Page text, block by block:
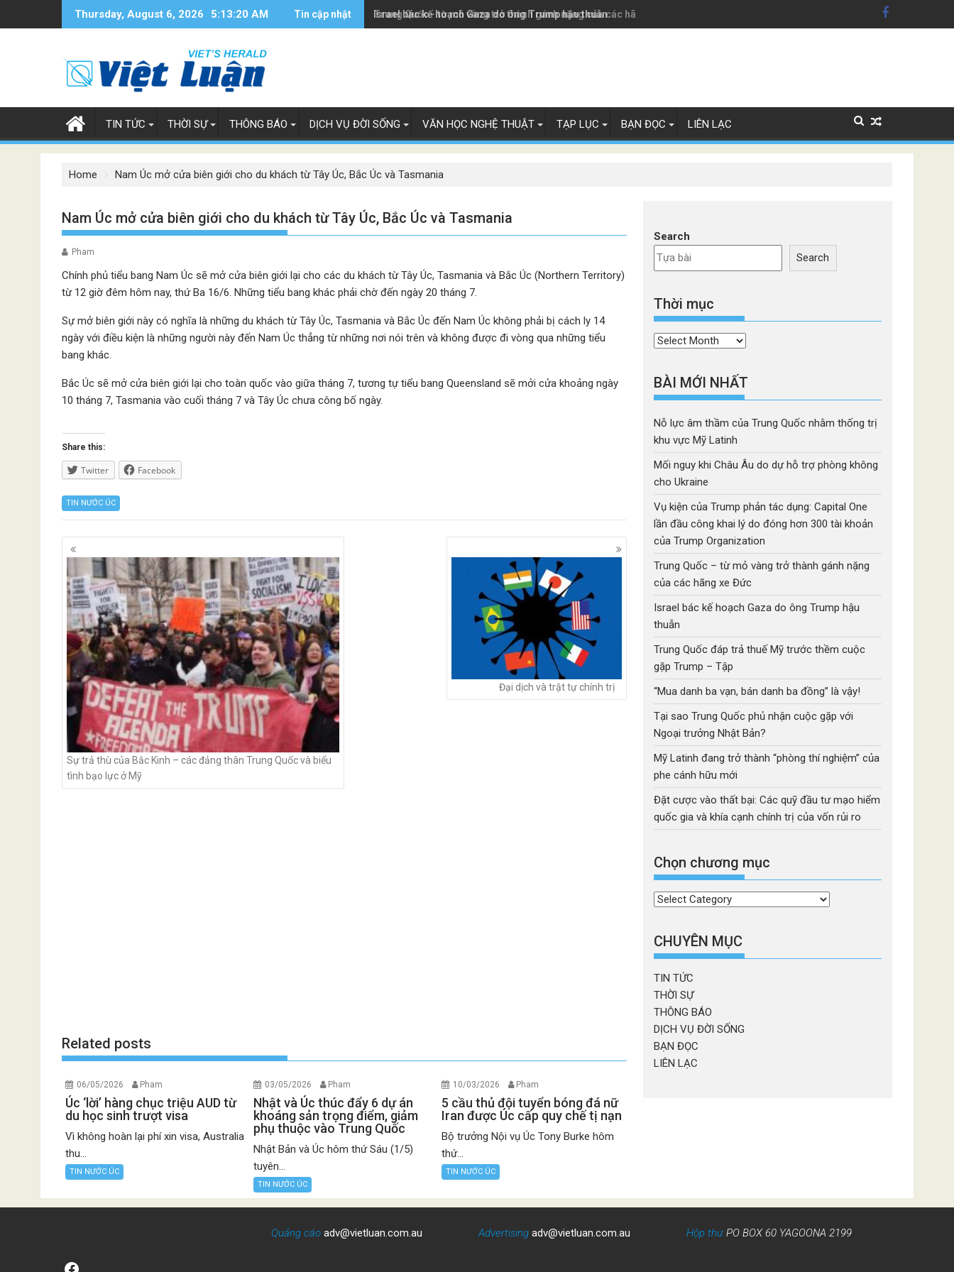
Thursday, August 6, 2026 5:13:21 AM Tin cập nhật Trung Quốc - từ mỏ vàng trở thành gánh nặng của các hãng xe Đức
Israel bác kế hoạch Gaza do ông Trump hậu thuẫn
TIN TỨC THỜI SỰ THÔNG BÁO DỊCH VỤ ĐỜI SỐNG VĂN HỌC NGHỆ THUẬT TẠP LỤC BẠN ĐỌC LIÊN LẠC
Home Nam Úc mở cửa biên giới cho du khách từ Tây Úc, Bắc Úc và Tasmania
Nam Úc mở cửa biên giới cho du khách từ Tây Úc, Bắc Úc và Tasmania
Pham
Chính phủ tiểu bang Nam Úc sẽ mở cửa biên giới lại cho các du khách từ Tây Úc, Tasmania và Bắc Úc (Northern Territory)
từ 12 giờ đêm hôm nay, thứ Ba 16/6. Những tiểu bang khác phải chờ đến ngày 20 tháng 7.
Sự mở biên giới này có nghĩa là những du khách từ Tây Úc, Tasmania và Bắc Úc đến Nam Úc không phải bị cách ly 14
ngày với điều kiện là những người này đến Nam Úc thẳng từ những nơi nói trên và không được đi vòng qua những tiểu
bang khác.
Bắc Úc sẽ mở cửa biên giới lại cho toàn quốc vào giữa tháng 7, tương tự tiểu bang Queensland sẽ mởi cửa khoảng ngày
10 tháng 7, Tasmania vào cuối tháng 7 và Tây Úc chưa công bố ngày.
Share this:
Twitter Facebook
TIN NƯỚC ÚC
Posts
navigation
Sự trả thù của Bắc Kinh – các đảng thân Trung Quốc và biểu
tình bạo lực ở Mỹ
Đại dịch và trật tự chính trị
Related posts
06/05/2026 Pham
Úc ‘lời’ hàng chục triệu AUD từ
du học sinh trượt visa
Vì không hoàn lại phí xin visa, Australia
thu...
TIN NƯỚC ÚC
03/05/2026 Pham
Nhật và Úc thúc đẩy 6 dự án
khoáng sản trọng điểm, giảm
phụ thuộc vào Trung Quốc
Nhật Bản và Úc hôm thứ Sáu (1/5)
tuyên...
TIN NƯỚC ÚC
10/03/2026 Pham
5 cầu thủ đội tuyển bóng đá nữ
Iran được Úc cấp quy chế tị nạn
Bộ trưởng Nội vụ Úc Tony Burke hôm
thứ...
TIN NƯỚC ÚC
Search
Search
Thời mục
Thời
BÀI MỚI NHẤT
Nỗ lực âm thầm của Trung Quốc nhằm thống trị
khu vực Mỹ Latinh
Mối nguy khi Châu Âu do dự hỗ trợ phòng không
cho Ukraine
Vụ kiện của Trump phản tác dụng: Capital One
lần đầu công khai lý do đóng hơn 300 tài khoản
của Trump Organization
Trung Quốc – từ mỏ vàng trở thành gánh nặng
của các hãng xe Đức
Israel bác kế hoạch Gaza do ông Trump hậu
thuẫn
Trung Quốc đáp trả thuế Mỹ trước thềm cuộc
gặp Trump – Tập
“Mua danh ba vạn, bán danh ba đồng” là vậy!
Tại sao Trung Quốc phủ nhận cuộc gặp với
Ngoại trưởng Nhật Bản?
Mỹ Latinh đang trở thành “phòng thí nghiệm” của
phe cánh hữu mới
Đặt cược vào thất bại: Các quỹ đầu tư mạo hiểm
quốc gia và khía cạnh chính trị của vốn rủi ro
Chọn chương mục
Chọn
mục
CHUYÊN MỤC
TIN TỨC
THỜI SỰ
THÔNG BÁO
DỊCH VỤ ĐỜI SỐNG
BẠN ĐỌC
LIÊN LẠC
Quảng cáoadv@vietluan.com.au Advertising adv@vietluan.com.au Hộp thưPO BOX 60 YAGOONA 2199
Facebook